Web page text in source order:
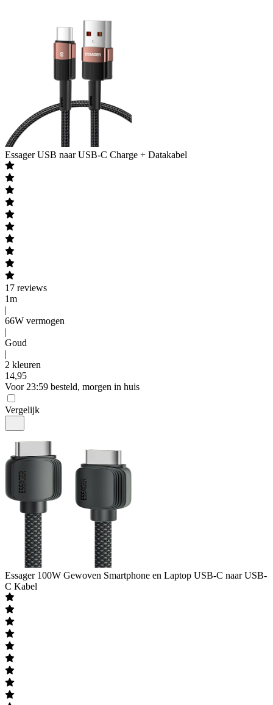
Essager USB naar USB-C Charge + Datakabel
17 reviews
1m
|
66W vermogen
|
Goud
|
2 kleuren
14,95
Voor 23:59 besteld, morgen in huis
Vergelijk
Essager 100W Gewoven Smartphone en Laptop USB-C naar USB-
C Kabel